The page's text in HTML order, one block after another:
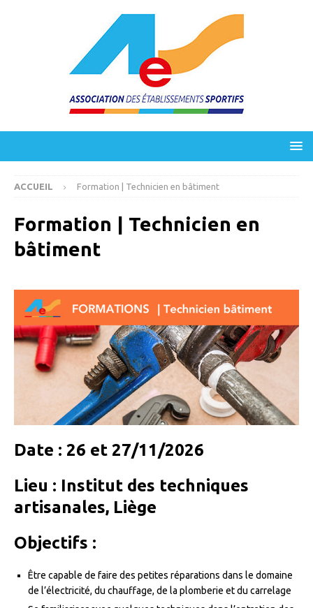
ACCUEIL Formation | Technicien en bâtiment
Formation | Technicien en
bâtiment
Date : 26 et 27/11/2026
Lieu : Institut des techniques
artisanales, Liège
Objectifs :
Être capable de faire des petites réparations dans le domaine
de l’électricité, du chauffage, de la plomberie et du carrelage